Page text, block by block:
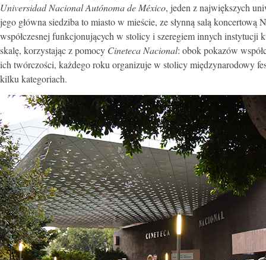
Universidad Nacional Autónoma de México, jeden z największych
jego główna siedziba to miasto w mieście, ze słynną salą
współczesnej funkcjonujących w stolicy i szeregiem innych
skalę, korzystając z pomocy Cineteca Nacional: obok pokazów
ich twórczości, każdego roku organizuje w stolicy międzynarodowy
kilku kategoriach.